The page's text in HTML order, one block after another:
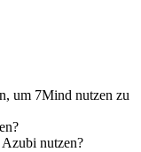
um 7Mind nutzen zu
nutzen?